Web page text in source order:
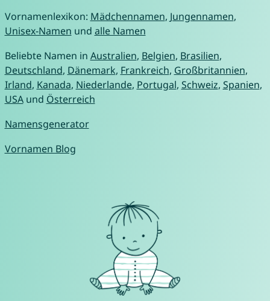
Vornamenlexikon: Mädchennamen, Jungennamen,
Unisex-Namen und alle Namen
Beliebte Namen in Australien, Belgien, Brasilien,
Deutschland, Dänemark, Frankreich, Großbritannien,
Irland, Kanada, Niederlande, Portugal, Schweiz, Spanien,
USAund Österreich
Namensgenerator
Vornamen Blog